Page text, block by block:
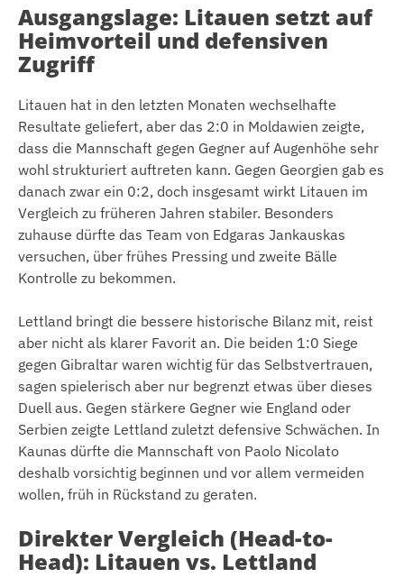
Ausgangslage: Litauen setzt auf
Heimvorteil und defensiven
Zugriff
Litauen hat in den letzten Monaten wechselhafte
Resultate geliefert, aber das 2:0 in Moldawien zeigte,
dass die Mannschaft gegen Gegner auf Augenhöhe sehr
wohl strukturiert auftreten kann. Gegen Georgien gab es
danach zwar ein 0:2, doch insgesamt wirkt Litauen im
Vergleich zu früheren Jahren stabiler. Besonders
zuhause dürfte das Team von Edgaras Jankauskas
versuchen, über frühes Pressing und zweite Bälle
Kontrolle zu bekommen.
Lettland bringt die bessere historische Bilanz mit, reist
aber nicht als klarer Favorit an. Die beiden 1:0 Siege
gegen Gibraltar waren wichtig für das Selbstvertrauen,
sagen spielerisch aber nur begrenzt etwas über dieses
Duell aus. Gegen stärkere Gegner wie England oder
Serbien zeigte Lettland zuletzt defensive Schwächen. In
Kaunas dürfte die Mannschaft von Paolo Nicolato
deshalb vorsichtig beginnen und vor allem vermeiden
wollen, früh in Rückstand zu geraten.
Direkter Vergleich (Head-to-
Head): Litauen vs. Lettland